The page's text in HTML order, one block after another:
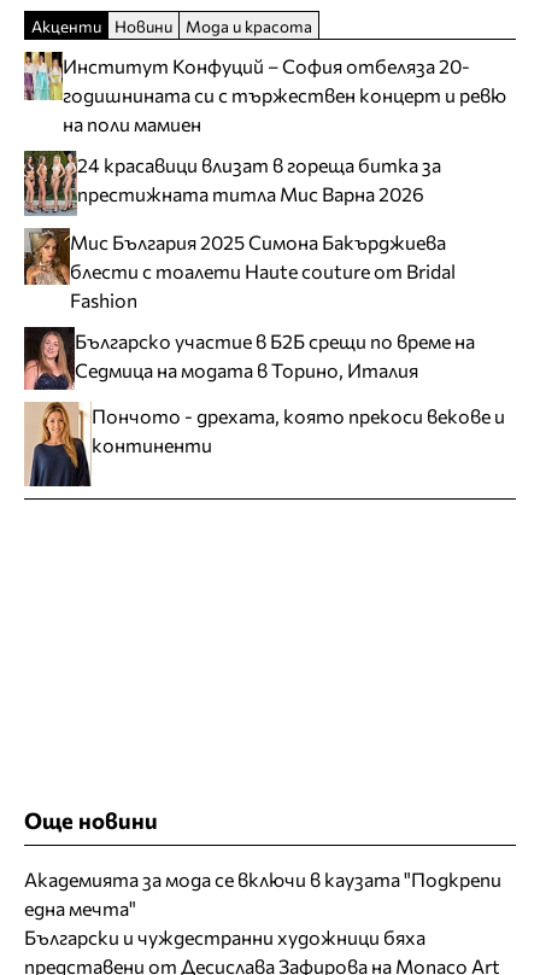
Акценти Новини Мода и красота
Институт Конфуций – София отбеляза 20-
годишнината си с тържествен концерт и ревю
на поли мамиен
24 красавици влизат в гореща битка за
престижната титла Мис Варна 2026
Мис България 2025 Симона Бакърджиева
блести с тоалети Haute couture от Bridal
Fashion
Българско участие в Б2Б срещи по време на
Седмица на модата в Торино, Италия
Пончото - дрехата, която прекоси векове и
континенти
Още новини
Академията за мода се включи в каузата "Подкрепи
една мечта"
Български и чуждестранни художници бяха
представени от Десислава Зафирова на Monaco Art